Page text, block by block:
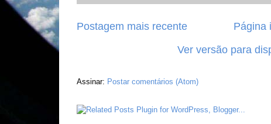
Postagem mais recente
Página
Ver versão para
Assinar: Postar comentários (Atom)